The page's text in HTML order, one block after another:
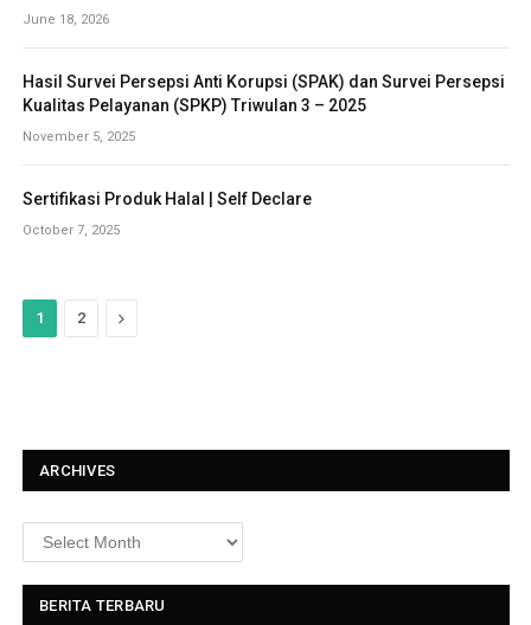
June 18, 2026
Hasil Survei Persepsi Anti Korupsi (SPAK) dan Survei Persepsi
Kualitas Pelayanan (SPKP) Triwulan 3 – 2025
November 5, 2025
Sertifikasi Produk Halal | Self Declare
October 7, 2025
1 2
N
ARCHIVES
BERITA TERBARU